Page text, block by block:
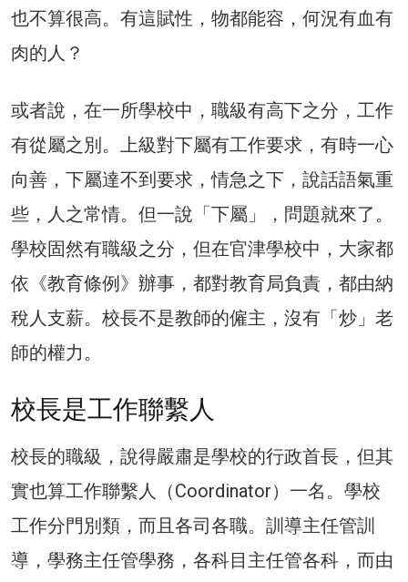
也不算很高。有這賦性，物都能容，何況有血有
肉的人？
或者說，在一所學校中，職級有高下之分，工作
有從屬之別。上級對下屬有工作要求，有時一心
向善，下屬達不到要求，情急之下，說話語氣重
些，人之常情。但一說「下屬」，問題就來了。
學校固然有職級之分，但在官津學校中，大家都
依《教育條例》辦事，都對教育局負責，都由納
稅人支薪。校長不是教師的僱主，沒有「炒」老
師的權力。
校長是工作聯繫人
校長的職級，說得嚴肅是學校的行政首長，但其
實也算工作聯繫人（Coordinator）一名。學校
工作分門別類，而且各司各職。訓導主任管訓
導，學務主任管學務，各科目主任管各科，而由